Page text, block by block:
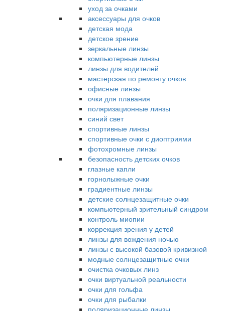
уход за очками
аксессуары для очков
детская мода
детское зрение
зеркальные линзы
компьютерные линзы
линзы для водителей
мастерская по ремонту очков
офисные линзы
очки для плавания
поляризационные линзы
синий свет
спортивные линзы
спортивные очки с диоптриями
фотохромные линзы
безопасность детских очков
глазные капли
горнолыжные очки
градиентные линзы
детские солнцезащитные очки
компьютерный зрительный синдром
контроль миопии
коррекция зрения у детей
линзы для вождения ночью
линзы с высокой базовой кривизной
модные солнцезащитные очки
очистка очковых линз
очки виртуальной реальности
очки для гольфа
очки для рыбалки